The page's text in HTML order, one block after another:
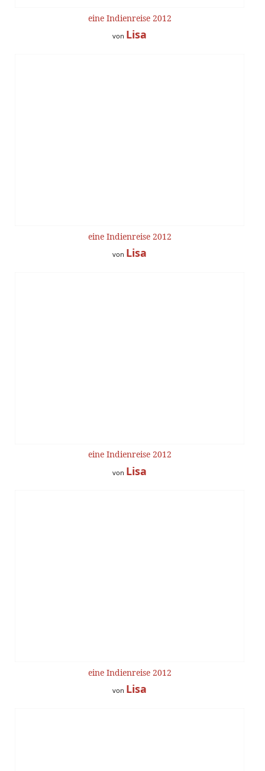
eine Indienreise 2012
von Lisa
eine Indienreise 2012
von Lisa
eine Indienreise 2012
von Lisa
eine Indienreise 2012
von Lisa